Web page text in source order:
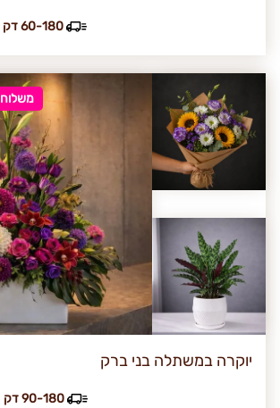
60-180 דק
משלוח 0 ₪ קופון הטבה
יוקרה במשתלה בני ברק
90-180 דק